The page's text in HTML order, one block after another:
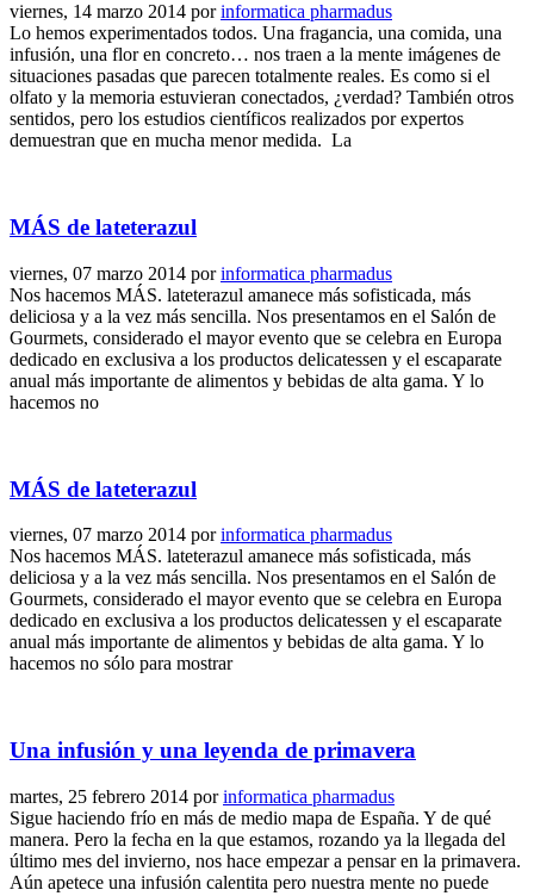
viernes, 14 marzo 2014 porinformatica pharmadus
Lo hemos experimentados todos. Una fragancia, una comida, una
infusión, una flor en concreto… nos traen a la mente imágenes de
situaciones pasadas que parecen totalmente reales. Es como si el
olfato y la memoria estuvieran conectados, ¿verdad? También otros
sentidos, pero los estudios científicos realizados por expertos
demuestran que en mucha menor medida. La
MÁS de lateterazul
viernes, 07 marzo 2014 porinformatica pharmadus
Nos hacemos MÁS. lateterazul amanece más sofisticada, más
deliciosa y a la vez más sencilla. Nos presentamos en el Salón de
Gourmets, considerado el mayor evento que se celebra en Europa
dedicado en exclusiva a los productos delicatessen y el escaparate
anual más importante de alimentos y bebidas de alta gama. Y lo
hacemos no
MÁS de lateterazul
viernes, 07 marzo 2014 porinformatica pharmadus
Nos hacemos MÁS. lateterazul amanece más sofisticada, más
deliciosa y a la vez más sencilla. Nos presentamos en el Salón de
Gourmets, considerado el mayor evento que se celebra en Europa
dedicado en exclusiva a los productos delicatessen y el escaparate
anual más importante de alimentos y bebidas de alta gama. Y lo
hacemos no sólo para mostrar
Una infusión y una leyenda de primavera
martes, 25 febrero 2014 porinformatica pharmadus
Sigue haciendo frío en más de medio mapa de España. Y de qué
manera. Pero la fecha en la que estamos, rozando ya la llegada del
último mes del invierno, nos hace empezar a pensar en la primavera.
Aún apetece una infusión calentita pero nuestra mente no puede